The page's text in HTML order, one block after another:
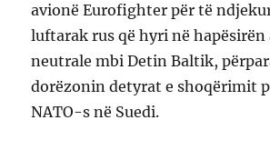
avionë Eurofighter për të
luftarak rus që hyri në hapësirën
neutrale mbi Detin Baltik,
dorëzonin detyrat e shoqërimit
NATO-s në Suedi.